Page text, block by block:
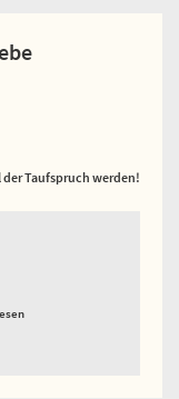
der Taufspruch werden!